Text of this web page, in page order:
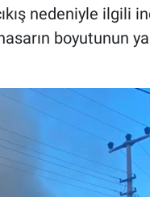
nedeniyle ilgili
boyutunun